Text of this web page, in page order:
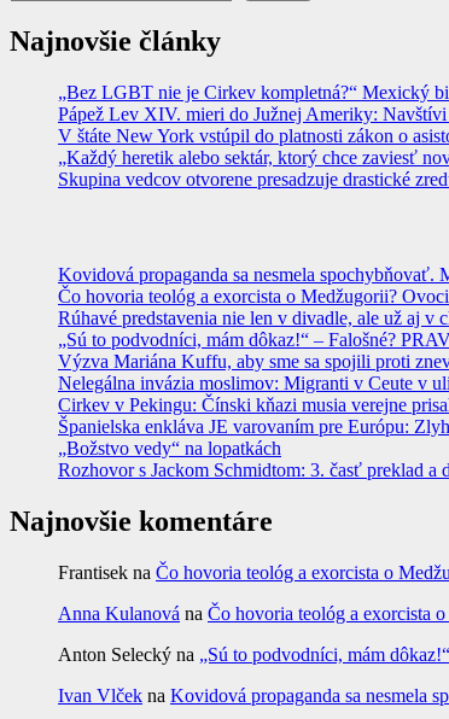
Najnovšie články
„Bez LGBT nie je Cirkev kompletná?“ Mexický
Pápež Lev XIV. mieri do Južnej Ameriky:
V štáte New York vstúpil do platnosti zákon o
„Každý heretik alebo sektár, ktorý chce zaviesť
Skupina vedcov otvorene presadzuje drastické
Kovidová propaganda sa nesmela spochybňovať.
Čo hovoria teológ a exorcista o Medžugorii?
Rúhavé predstavenia nie len v divadle, ale už aj v
„Sú to podvodníci, mám dôkaz!“ – Falošné?
Výzva Mariána Kuffu, aby sme sa spojili proti
Nelegálna invázia moslimov: Migranti v Ceute v
Cirkev v Pekingu: Čínski kňazi musia verejne
Španielska enkláva JE varovaním pre Európu:
„Božstvo vedy“ na lopatkách
Rozhovor s Jackom Schmidtom: 3. časť preklad a
Najnovšie komentáre
Frantisek na Čo hovoria teológ a exorcista o
Anna Kulanová na Čo hovoria teológ a exorcista
Anton Selecký na „Sú to podvodníci, mám
Ivan Vlček na Kovidová propaganda sa nesmela